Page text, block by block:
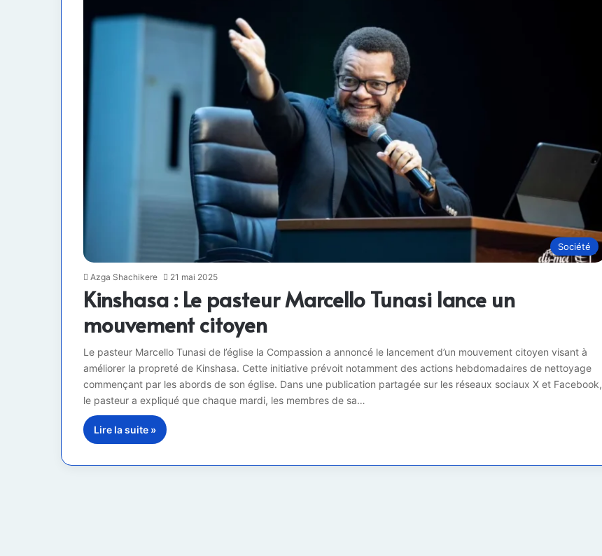
Société
Azga Shachikere 21 mai 2025
Kinshasa : Le pasteur Marcello Tunasi lance un
mouvement citoyen
Le pasteur Marcello Tunasi de l’église la Compassion a annoncé le lancement d’un mouvement citoyen visant à
améliorer la propreté de Kinshasa. Cette initiative prévoit notamment des actions hebdomadaires de nettoyage
commençant par les abords de son église. Dans une publication partagée sur les réseaux sociaux X et Facebook,
le pasteur a expliqué que chaque mardi, les membres de sa…
Lire la suite »